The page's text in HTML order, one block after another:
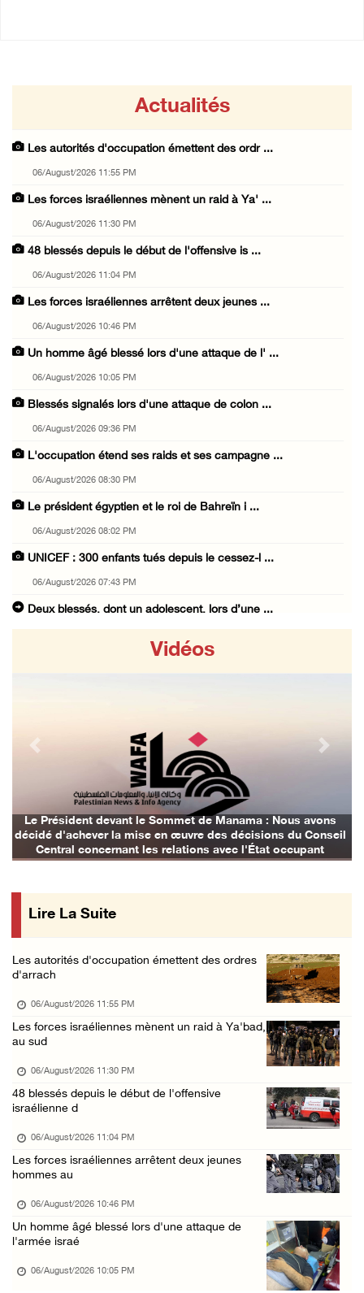
Actualités
Les autorités d'occupation émettent des ordr ...
06/August/2026 11:55 PM
Les forces israéliennes mènent un raid à Ya' ...
06/August/2026 11:30 PM
48 blessés depuis le début de l'offensive is ...
06/August/2026 11:04 PM
Les forces israéliennes arrêtent deux jeunes ...
06/August/2026 10:46 PM
Un homme âgé blessé lors d'une attaque de l' ...
06/August/2026 10:05 PM
Blessés signalés lors d'une attaque de colon ...
06/August/2026 09:36 PM
L'occupation étend ses raids et ses campagne ...
06/August/2026 08:30 PM
Le président égyptien et le roi de Bahreïn i ...
06/August/2026 08:02 PM
UNICEF : 300 enfants tués depuis le cessez-l ...
06/August/2026 07:43 PM
Deux blessés, dont un adolescent, lors d’une ...
06/August/2026 06:24 PM
Tubas : déploiement militaire israélien et t ...
06/August/2026 05:44 PM
Environ 58 000 cas de varicelle recensés dan ...
06/August/2026 04:58 PM
Des ministres des affaires étrangères de hui ...
Croissant-Rouge : 16 blessés suite à l'agres ...
Les forces d'occupation rasent 4 dunams à Ba ...
06/August/2026 12:57 PM
La présidence condamne et met en garde l'occ ...
06/August/2026 12:16 PM
Les forces d'occupation démolissent une mais ...
Des colons clôturent des terres dans le nord ...
L'occupation poursuit son agression contre l ...
Les autorités israéliennes démolissent un im ...
Vidéos
Le Président devant le Sommet de Manama : Nous avons
décidé d'achever la mise en œuvre des décisions du Conseil
Central concernant les relations avec l'État occupant
Previous Next
Lire La Suite
Les autorités d'occupation émettent des ordres
d'arrach
06/August/2026 11:55 PM
Les forces israéliennes mènent un raid à Ya'bad,
au sud
06/August/2026 11:30 PM
48 blessés depuis le début de l'offensive
israélienne d
06/August/2026 11:04 PM
Les forces israéliennes arrêtent deux jeunes
hommes au
06/August/2026 10:46 PM
Un homme âgé blessé lors d'une attaque de
l'armée israé
06/August/2026 10:05 PM